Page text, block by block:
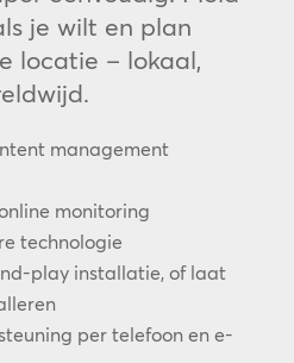
je wilt en plan
locatie – lokaal,
management
monitoring
technologie
play installatie, of laat
per telefoon en e-